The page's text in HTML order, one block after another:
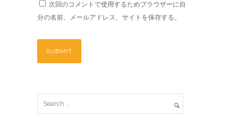
次回のコメントで使用するためブラウザーに自
分の名前、メールアドレス、サイトを保存する。